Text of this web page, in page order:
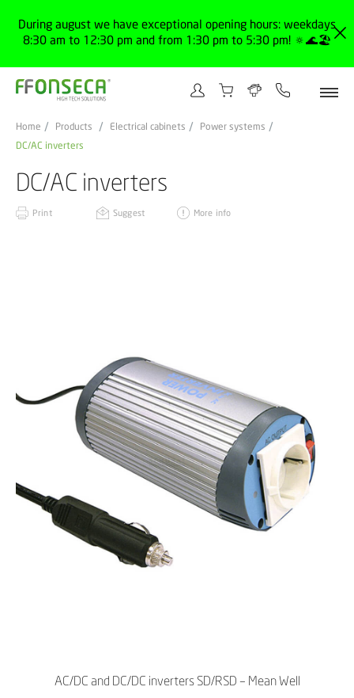
During august we have exceptional opening hours: weekdays
8:30 am to 12:30 pm and from 1:30 pm to 5:30 pm! 🔅🌊🏖️
Home Products Electrical cabinets
Power systems
DC/AC inverters
DC/AC inverters
Print Suggest More info
AC/DC and DC/DC inverters SD/RSD – Mean Well